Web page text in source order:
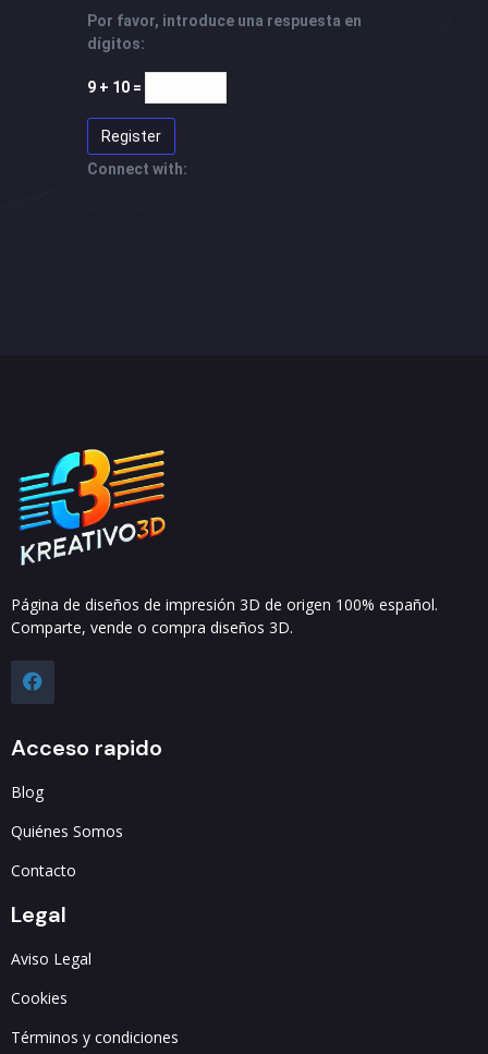
Por favor, introduce una respuesta en
dígitos:
9 + 10 =
Register
Connect with:
Página de diseños de impresión 3D de origen 100% español.
Comparte, vende o compra diseños 3D.
Acceso rapido
Blog
Quiénes Somos
Contacto
Legal
Aviso Legal
Cookies
Términos y condiciones